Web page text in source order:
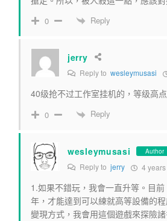
0 Reply
jerry
Reply to wesleymusasi
40级抢不过工作室挂机的，等级高
0 Reply
wesleymusasi Author
Reply to jerry 4
1.如果不錯玩，我會一直升等。目
年，才能達到可以練就高等設備的
變現方式，我會用這個遊戲來探險